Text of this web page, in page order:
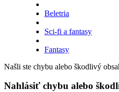
Beletria
Sci-fi a fantasy
Fantasy
Našli ste chybu alebo škodlivý
Nahlásiť chybu alebo